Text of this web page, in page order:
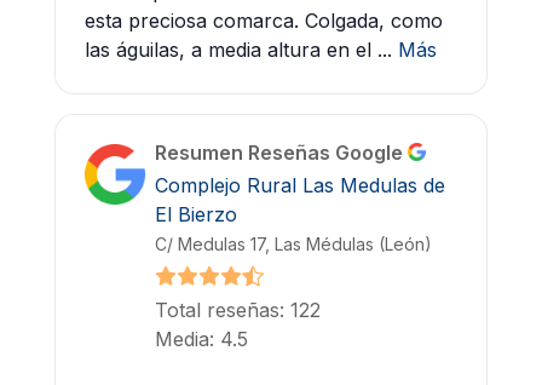
esta preciosa comarca. Colgada, como
las águilas, a media altura en el ... Más
Resumen Reseñas Google
Complejo Rural Las Medulas de
El Bierzo
C/ Medulas 17, Las Médulas (León)
Total reseñas: 122
Media: 4.5